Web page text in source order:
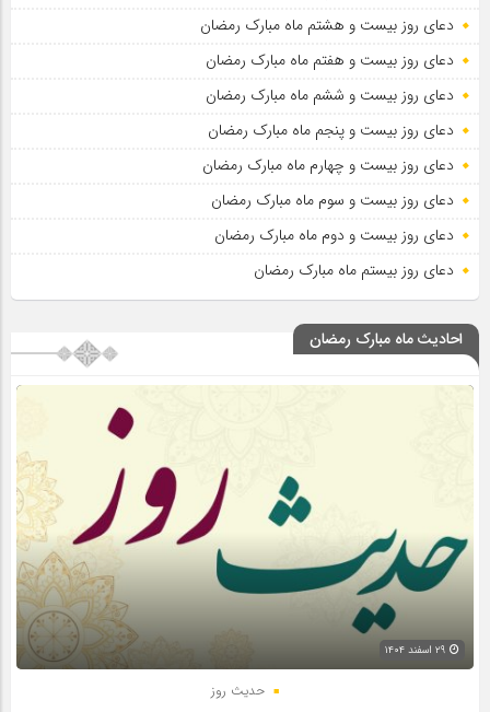
دعای روز بیست و هشتم ماه مبارک رمضان
دعای روز بیست و هفتم ماه مبارک رمضان
دعای روز بیست و ششم ماه مبارک رمضان
دعای روز بیست و پنجم ماه مبارک رمضان
دعای روز بیست و چهارم ماه مبارک رمضان
دعای روز بیست و سوم ماه مبارک رمضان
دعای روز بیست و دوم ماه مبارک رمضان
دعای روز بیستم ماه مبارک رمضان
احادیث ماه مبارک رمضان
حدیث روز